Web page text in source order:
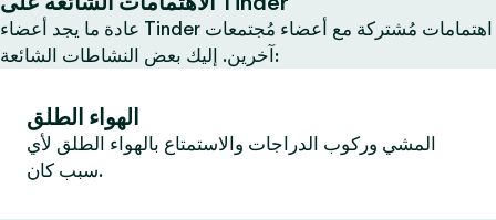
عادة ما يجد أعضاء Tinder اهتمامات مُشتركة مع أعضاء مُجتمعات
آخرين. إليك بعض النشاطات الشائعة:
الهواء الطلق
المشي وركوب الدراجات والاستمتاع بالهواء الطلق لأي
سبب كان.